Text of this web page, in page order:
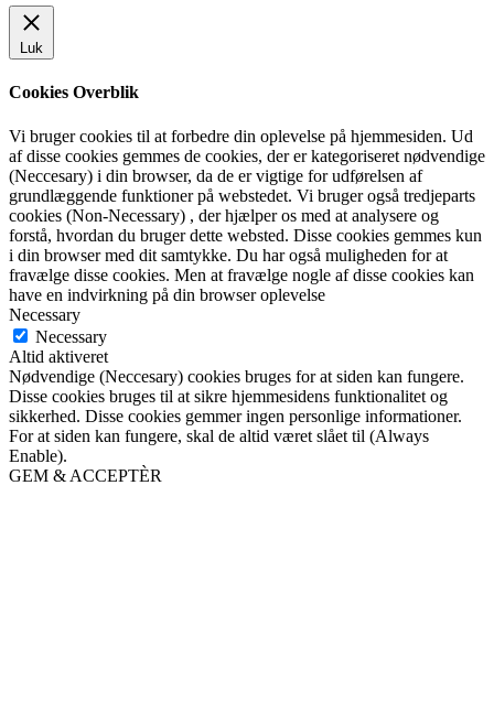
Luk
Cookies Overblik
Vi bruger cookies til at forbedre din oplevelse på hjemmesiden. Ud
af disse cookies gemmes de cookies, der er kategoriseret nødvendige
(Neccesary) i din browser, da de er vigtige for udførelsen af
grundlæggende funktioner på webstedet. Vi bruger også tredjeparts
cookies (Non-Necessary) , der hjælper os med at analysere og
forstå, hvordan du bruger dette websted. Disse cookies gemmes kun
i din browser med dit samtykke. Du har også muligheden for at
fravælge disse cookies. Men at fravælge nogle af disse cookies kan
have en indvirkning på din browser oplevelse
Necessary
Necessary
Altid aktiveret
Nødvendige (Neccesary) cookies bruges for at siden kan fungere.
Disse cookies bruges til at sikre hjemmesidens funktionalitet og
sikkerhed. Disse cookies gemmer ingen personlige informationer.
For at siden kan fungere, skal de altid været slået til (Always
Enable).
GEM & ACCEPTÈR